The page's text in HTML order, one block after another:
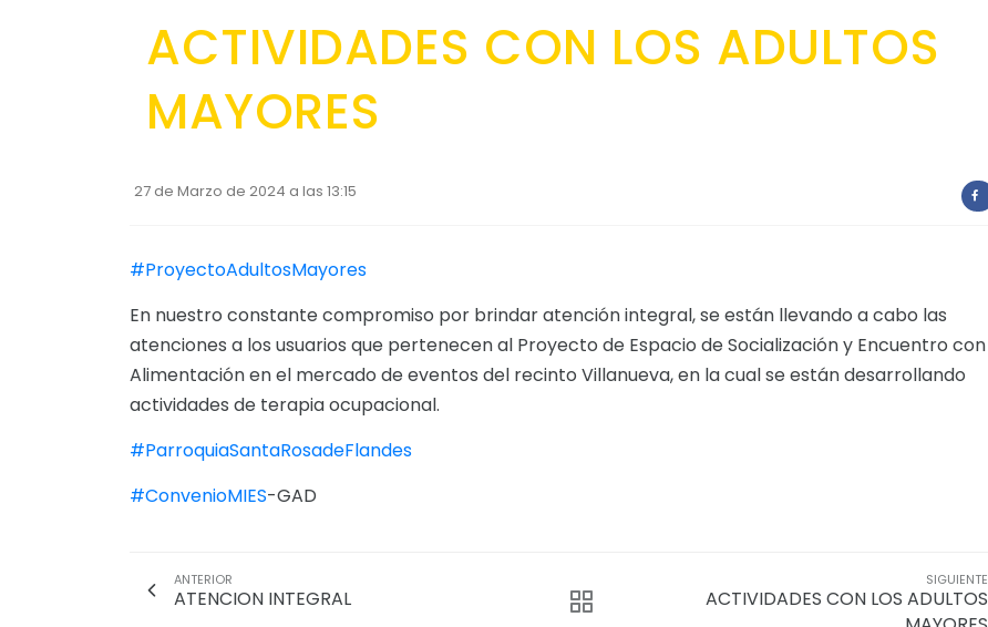
ACTIVIDADES CON LOS ADULTOS
MAYORES
27 de Marzo de 2024 a las 13:15
#ProyectoAdultosMayores
En nuestro constante compromiso por brindar atención integral, se están llevando a cabo las
atenciones a los usuarios que pertenecen al Proyecto de Espacio de Socialización y Encuentro con
Alimentación en el mercado de eventos del recinto Villanueva, en la cual se están desarrollando
actividades de terapia ocupacional.
#ParroquiaSantaRosadeFlandes
#ConvenioMIES-GAD
ANTERIOR
ATENCION INTEGRAL
SIGUIENTE
ACTIVIDADES CON LOS ADULTOS